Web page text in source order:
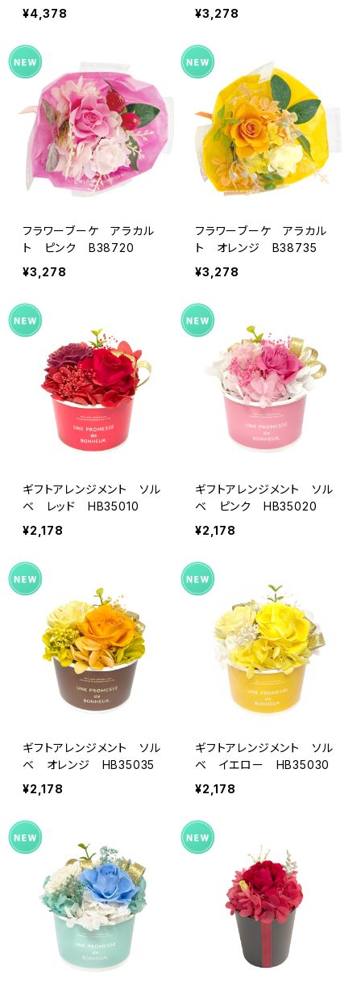
¥4,378
¥3,278
フラワーブーケ アラカル
ト ピンク B38720
¥3,278
フラワーブーケ アラカル
ト オレンジ B38735
¥3,278
ギフトアレンジメント ソル
ベ レッド HB35010
¥2,178
ギフトアレンジメント ソル
ベ ピンク HB35020
¥2,178
ギフトアレンジメント ソル
ベ オレンジ HB35035
¥2,178
ギフトアレンジメント ソル
ベ イエロー HB35030
¥2,178